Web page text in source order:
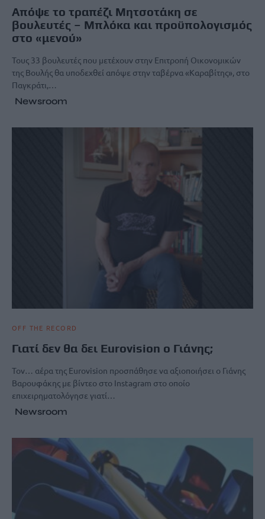
Απόψε το τραπέζι Μητσοτάκη σε
βουλευτές – Μπλόκα και προϋπολογισμός
στο «μενού»
Τους 33 βουλευτές που μετέχουν στην Επιτροπή Οικονομικών
της Βουλής θα υποδεχθεί απόψε στην ταβέρνα «Καραβίτης», στο
Παγκράτι,…
Newsroom
OFF THE RECORD
Γιατί δεν θα δει Eurovision ο Γιάνης;
Τον… αέρα της Eurovision προσπάθησε να αξιοποιήσει ο Γιάνης
Βαρουφάκης με βίντεο στο Instagram στο οποίο
επιχειρηματολόγησε γιατί…
Newsroom